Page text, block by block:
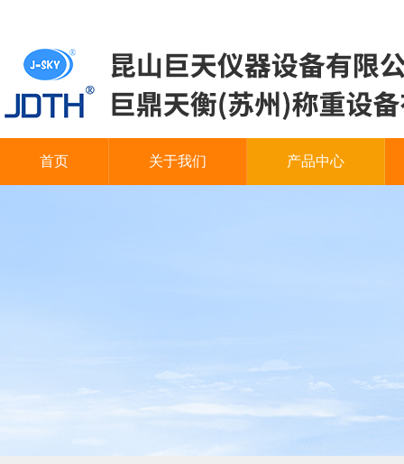
首页 关于我们 产品中心